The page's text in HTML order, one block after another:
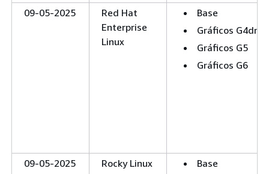
09-05-2025
Red Hat
Enterprise
Linux
Base
Gráficos G4dn
Gráficos G5
Gráficos G6
09-05-2025 Rocky Linux
Base